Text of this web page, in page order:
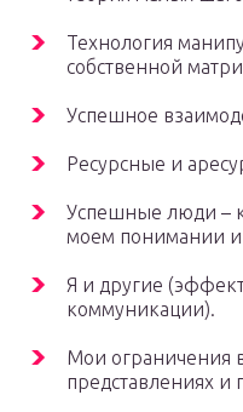
Технология
собственной
Успешное
Ресурсные и
Успешные люди –
моем понимании
Я и другие
коммуникации).
Мои ограничения
представлениях и